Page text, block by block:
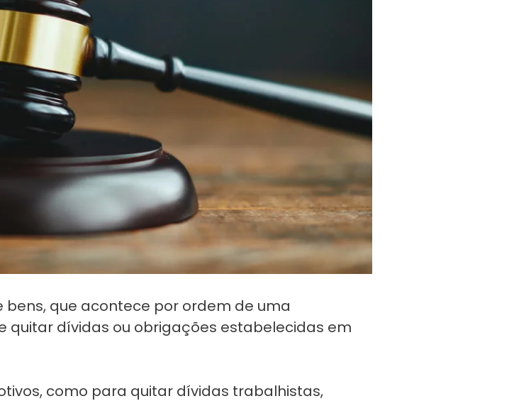
bens, que acontece por ordem de uma
quitar dívidas ou obrigações estabelecidas em
como para quitar dívidas trabalhistas,